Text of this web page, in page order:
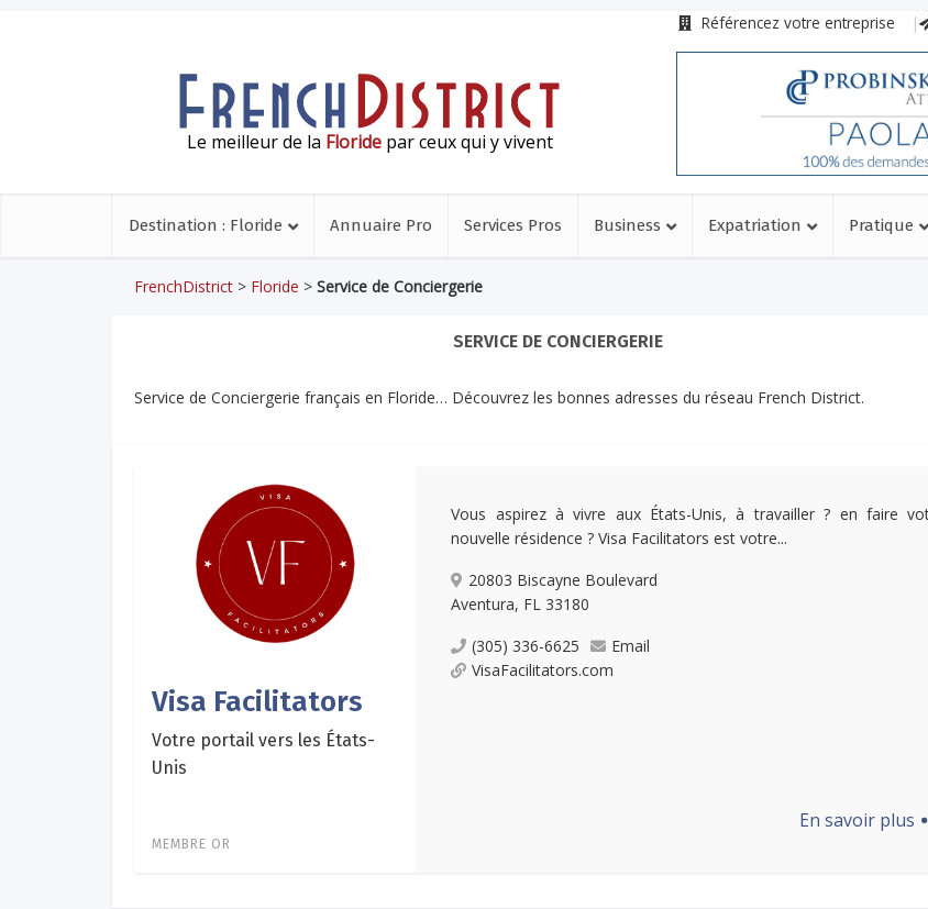
Référencez votre entreprise
Le meilleur de la Floridepar ceux qui y vivent
Destination : Floride Annuaire Pro Services Pros Business Expatriation Pratique
FrenchDistrict > Floride > Service de Conciergerie
SERVICE DE CONCIERGERIE
Service de Conciergerie français en Floride… Découvrez les bonnes adresses du réseau French District.
Visa Facilitators
Votre portail vers les États-
Unis
MEMBRE OR
Vous aspirez à vivre aux États-Unis, à travailler ? en faire
nouvelle résidence ? Visa Facilitators est votre...
20803 Biscayne Boulevard
Aventura, FL 33180
(305) 336-6625
Email
VisaFacilitators.com
En savoir plus